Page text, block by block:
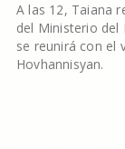
A las 12, Taiana
del Ministerio del
se reunirá con el
Hovhannisyan.